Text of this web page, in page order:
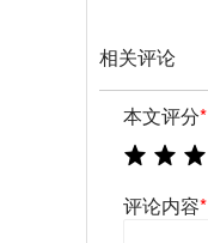
相关评论
本文评分*
评论内容*